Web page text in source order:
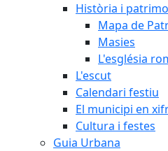
Història i
Mapa de
Masies
L'església
L'escut
Calendari festiu
El municipi en
Cultura i festes
Guia Urbana